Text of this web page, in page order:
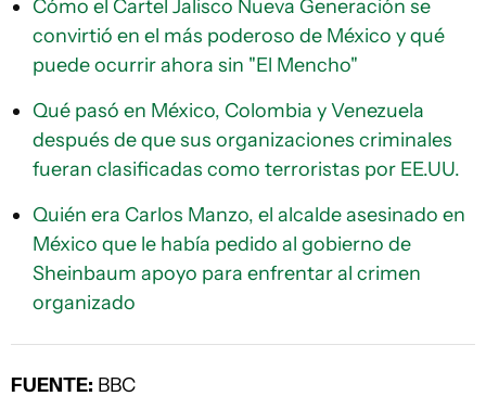
Cómo el Cartel Jalisco Nueva Generación se
convirtió en el más poderoso de México y qué
puede ocurrir ahora sin "El Mencho"
Qué pasó en México, Colombia y Venezuela
después de que sus organizaciones criminales
fueran clasificadas como terroristas por EE.UU.
Quién era Carlos Manzo, el alcalde asesinado en
México que le había pedido al gobierno de
Sheinbaum apoyo para enfrentar al crimen
organizado
FUENTE: BBC